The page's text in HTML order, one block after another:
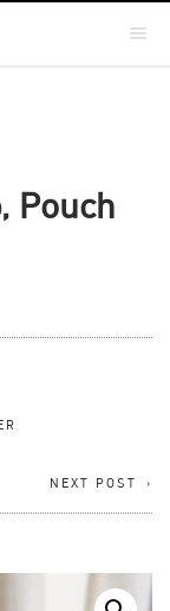
Pouch
NEXT POST